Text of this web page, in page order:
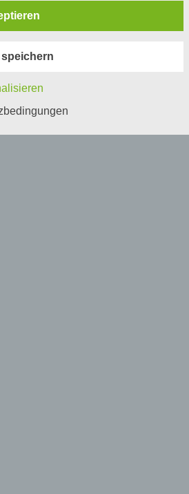
automatisierter Verfahren
die Anpassung oder
die Verwendung, die
die Einschränkung, das